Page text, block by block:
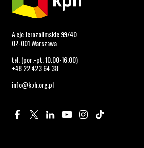
Aleje Jerozolimskie 99/40
02-001 Warszawa
tel. (pon.-pt. 10.00-16.00)
+48 22 423 64 38
info@kph.org.pl
Profil na Facebook. Strona otwiera się w
Profil na Twitter. Strona otwiera
Profil na LinkedIn. Strona
Profil na YouTube.
Profil na